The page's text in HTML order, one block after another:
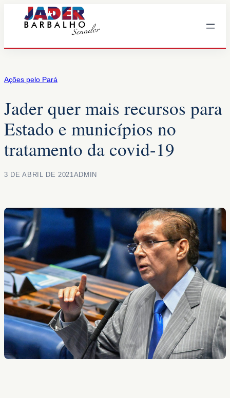
Ações pelo Pará
Jader quer mais recursos para
Estado e municípios no
tratamento da covid-19
3 DE ABRIL DE 2021ADMIN